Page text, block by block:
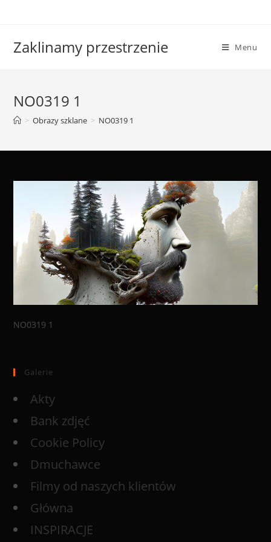
Zaklinamy przestrzenie Menu
NO0319 1
> Obrazy szklane > NO0319 1
NO0319 1
Galerie
Akty
Bank zdjęć
Cookie Policy
Dmuchawce
Filmy od naszych klientów
Główna
INSPIRACJE